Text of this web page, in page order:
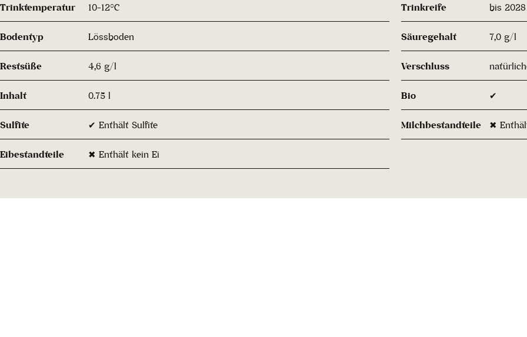
Trinktemperatur 10-12°C Trinkreife bis 2028
Bodentyp Lössboden Säuregehalt 7,0 g/l
Restsüße 4,6 g/l Verschluss
Inhalt 0.75 l Bio ✔
Sulfite ✔ Enthält Sulfite Milchbestandteile ✖
Eibestandteile ✖ Enthält kein Ei